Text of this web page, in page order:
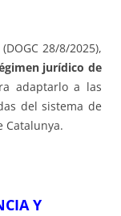
28/8/2025),
jurídico de
adaptarlo a las
del sistema de
Catalunya.
Y